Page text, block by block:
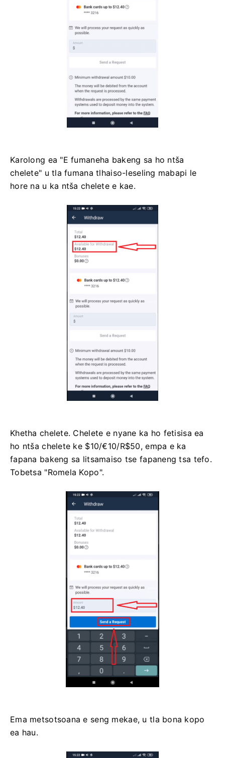
Karolong ea "E fumaneha bakeng sa ho ntša
chelete" u tla fumana tlhaiso-leseling mabapi le
hore na u ka ntša chelete e kae.
Khetha chelete. Chelete e nyane ka ho fetisisa ea
ho ntša chelete ke $10/€10/R$50, empa e ka
fapana bakeng sa litsamaiso tse fapaneng tsa tefo.
Tobetsa "Romela Kopo".
Ema metsotsoana e seng mekae, u tla bona kopo
ea hau.